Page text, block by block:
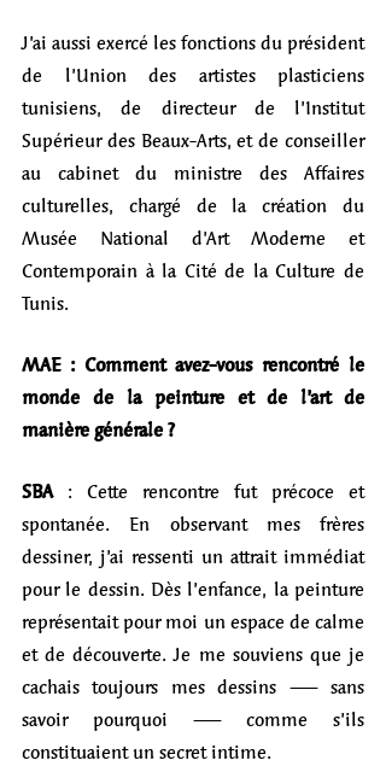
J’ai aussi exercé les fonctions du président
de l’Union des artistes plasticiens
tunisiens, de directeur de l’Institut
Supérieur des Beaux-Arts, et de conseiller
au cabinet du ministre des Affaires
culturelles, chargé de la création du
Musée National d’Art Moderne et
Contemporain à la Cité de la Culture de
Tunis.
MAE : Comment avez-vous rencontré le
monde de la peinture et de l’art de
manière générale ?
SBA : Cette rencontre fut précoce et
spontanée. En observant mes frères
dessiner, j’ai ressenti un attrait immédiat
pour le dessin. Dès l’enfance, la peinture
représentait pour moi un espace de calme
et de découverte. Je me souviens que je
cachais toujours mes dessins — sans
savoir pourquoi — comme s’ils
constituaient un secret intime.